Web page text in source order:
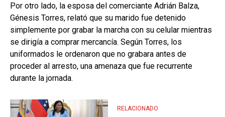
Por otro lado, la esposa del comerciante Adrián Balza,
Génesis Torres, relató que su marido fue detenido
simplemente por grabar la marcha con su celular mientras
se dirigía a comprar mercancía. Según Torres, los
uniformados le ordenaron que no grabara antes de
proceder al arresto, una amenaza que fue recurrente
durante la jornada.
RELACIONADO